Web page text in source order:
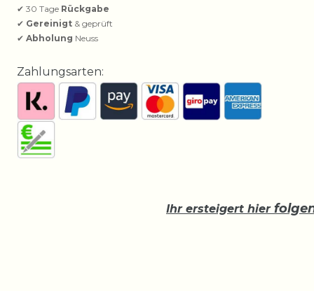
✔ 30 Tage Rückgabe
✔ Gereinigt & geprüft
✔ Abholung Neuss
Zahlungsarten:
Ihr ersteigert hier